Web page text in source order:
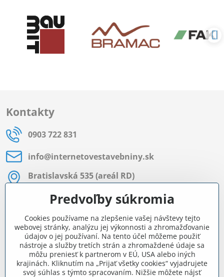
Kontakty
0903 722 831
info​@internetovestavebniny​.sk
Bratislavská 535 (areál RD)
Most pri Bratislave
Pon - Pia 8:00 - 11:30 a 12:15 - 15:30
Facebook
Navigácia
Predvoľby súkromia
Cookies používame na zlepšenie vašej návštevy tejto
webovej stránky, analýzu jej výkonnosti a zhromažďovanie
údajov o jej používaní. Na tento účel môžeme použiť
nástroje a služby tretích strán a zhromaždené údaje sa
môžu preniesť k partnerom v EÚ, USA alebo iných
krajinách. Kliknutím na „Prijať všetky cookies“ vyjadrujete
svoj súhlas s týmto spracovaním. Nižšie môžete nájsť